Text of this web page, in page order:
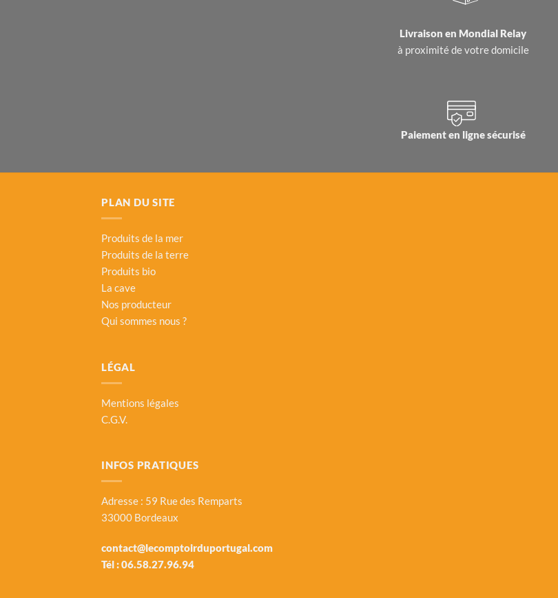
Livraison en Mondial Relay
à proximité de votre domicile
Paiement en ligne sécurisé
PLAN DU SITE
Produits de la mer
Produits de la terre
Produits bio
La cave
Nos producteur
Qui sommes nous ?
LÉGAL
Mentions légales
C.G.V.
INFOS PRATIQUES
Adresse : 59 Rue des Remparts
33000 Bordeaux
contact@lecomptoirduportugal.com
Tél :06.58.27.96.94